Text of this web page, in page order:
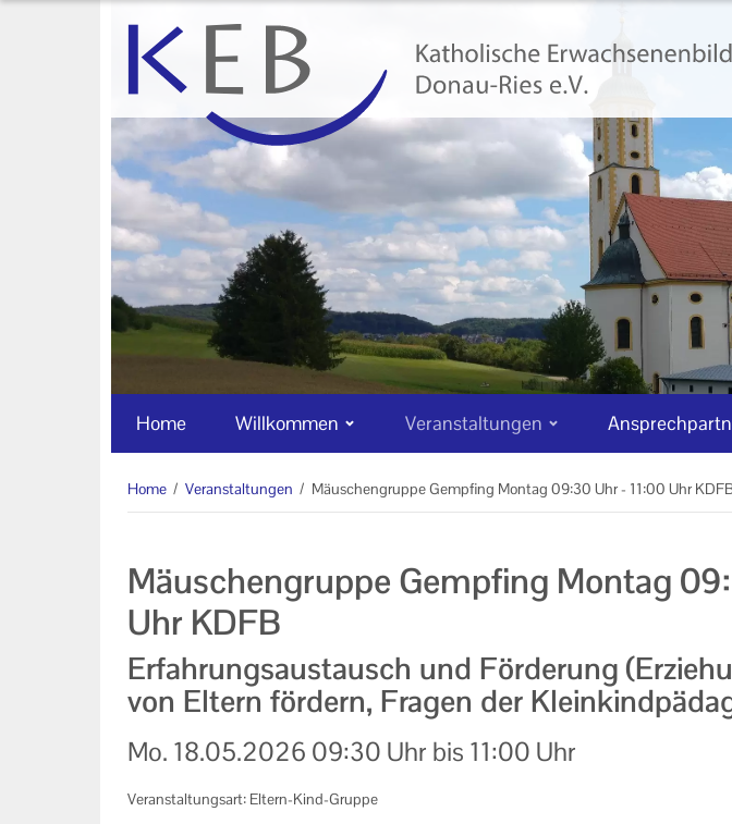
Home Willkommen Veranstaltungen
Home / Veranstaltungen / Mäuschengruppe Gempfing Montag 09:30 Uhr - 11:00 Uhr
Mäuschengruppe Gempfing Montag
Uhr KDFB
Erfahrungsaustausch und Förderung
von Eltern fördern, Fragen der
Mo. 18.05.2026 09:30 Uhr bis 11:00 Uhr
Veranstaltungsart: Eltern-Kind-Gruppe
Veranstaltungen
Online-Veranstaltungen
Zentrale Veranstaltungen
Eltern-Kind-Gruppen
Alle Veranstaltungen
Datenschutzerklärung